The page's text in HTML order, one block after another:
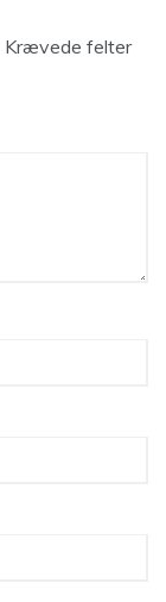
Krævede felter